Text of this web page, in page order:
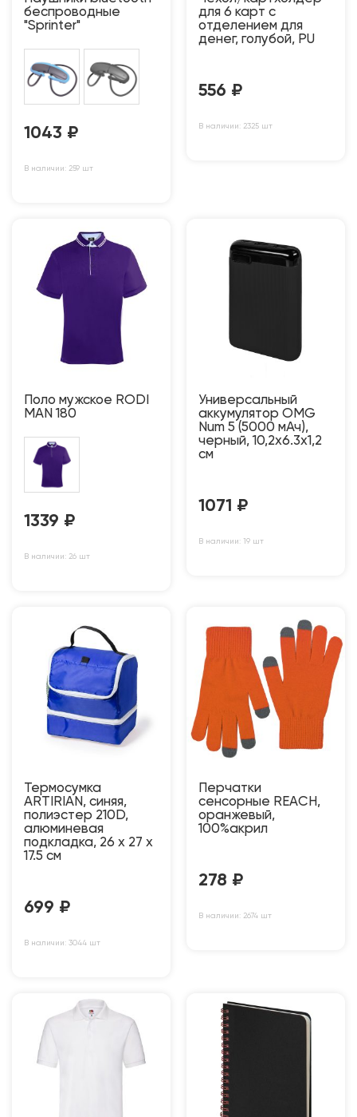
беспроводные
"Sprinter"
1043 ₽
В наличии: 259 шт
для 6 карт с
отделением для
денег, голубой, PU
556 ₽
В наличии: 2325 шт
Поло мужское RODI
MAN 180
1339 ₽
В наличии: 26 шт
Универсальный
аккумулятор OMG
Num 5 (5000 мАч),
черный, 10,2х6.3х1,2
см
1071 ₽
В наличии: 19 шт
Термосумка
ARTIRIAN, синяя,
полиэстер 210D,
алюминевая
подкладка, 26 x 27 x
17.5 см
699 ₽
В наличии: 3044 шт
Перчатки
сенсорные REACH,
оранжевый,
100%акрил
278 ₽
В наличии: 2674 шт